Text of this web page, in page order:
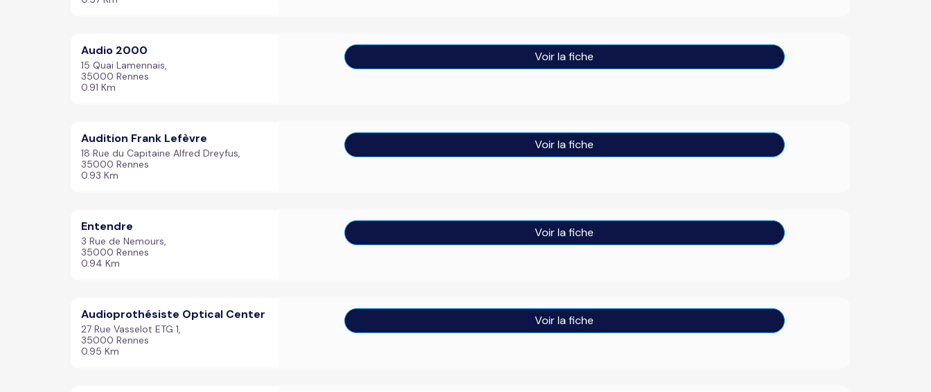
Audio 2000
15 Quai Lamennais,
35000 Rennes
0.91 Km
Voir la fiche
Audition Frank Lefèvre
18 Rue du Capitaine Alfred Dreyfus,
35000 Rennes
0.93 Km
Voir la fiche
Entendre
3 Rue de Nemours,
35000 Rennes
0.94 Km
Voir la fiche
Audioprothésiste Optical Center
27 Rue Vasselot ETG 1,
35000 Rennes
0.95 Km
Voir la fiche